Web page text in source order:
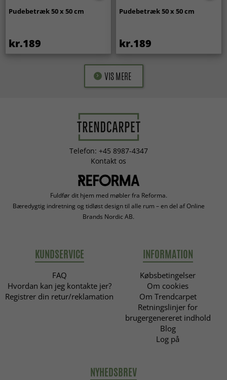
Pudebetræk 50 x 50 cm
kr.189
Pudebetræk 50 x 50 cm
kr.189
VIS MERE
Telefon: +45 8987-4347
Kontakt os
Fuldfør dit hjem med møbler fra Reforma.
Bæredygtig indretning og tidløst design til alle rum – en del af Online
Brands Nordic AB.
KUNDSERVICE
FAQ
Hvordan kan jeg kontakte jer?
Registrer din retur/reklamation
INFORMATION
Købsbetingelser
Om cookies
Om Trendcarpet
Retningslinjer for
brugergenereret indhold
Blog
Log på
NYHEDSBREV